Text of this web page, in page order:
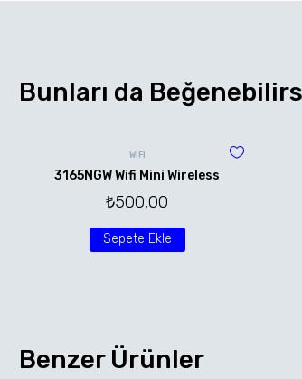
Bunları da
WİFİ
3165NGW Wifi Mini Wireless
₺500,00
Sepete Ekle
Benzer Ürünler